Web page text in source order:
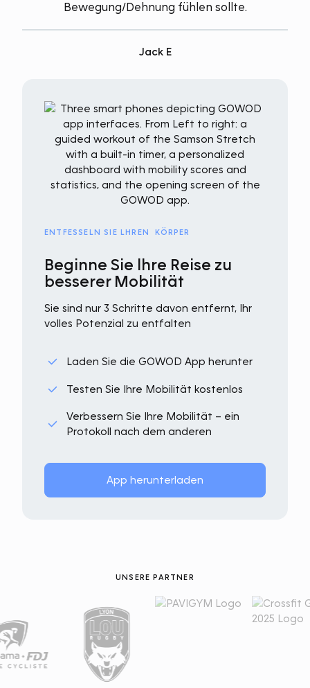
Bewegung/Dehnung fühlen sollte.
Jack E
ENTFESSELN SIE LHREN KÖRPER
Beginne Sie lhre Reise zu
besserer Mobilität
Sie sind nur 3 Schritte davon entfernt, Ihr
volles Potenzial zu entfalten
Laden Sie die GOWOD App herunter
Testen Sie Ihre Mobilität kostenlos
Verbessern Sie Ihre Mobilität – ein
Protokoll nach dem anderen
App herunterladen
UNSERE PARTNER